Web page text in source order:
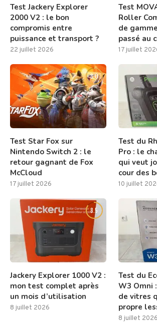
Test Jackery Explorer
2000 V2 : le bon
compromis entre
puissance et transport ?
22 juillet 2026
Test
Roller
de
passé au
17 juillet
8.0
Test Star Fox sur
Nintendo Switch 2 : le
retour gagnant de Fox
McCloud
17 juillet 2026
Test du
Pro : le
qui veut
cour des
10 juillet
8.5
Jackery Explorer 1000 V2 :
mon test complet après
un mois d’utilisation
8 juillet 2026
Test du
W3 Omni
de vitres
propre
8 juillet 2026